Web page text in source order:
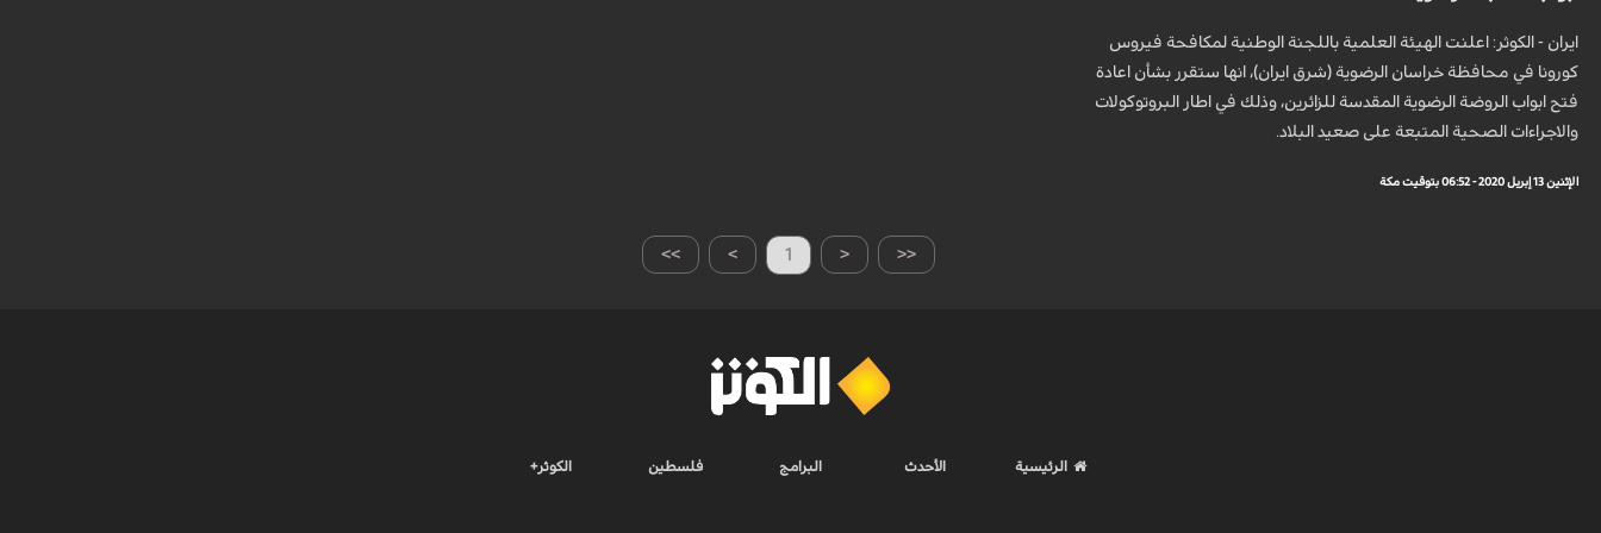
ايران - الكوثر: اعلنت الهيئة العلمية باللجنة الوطنية لمكافحة فيروس
كورونا في محافظة خراسان الرضوية (شرق ايران)، انها ستقرر بشأن اعادة
فتح ابواب الروضة الرضوية المقدسة للزائرين، وذلك في اطار البروتوكولات
والاجراءات الصحية المتبعة على صعيد البلاد.
الإثنين 13 إبريل 2020 - 06:52 بتوقيت مكة
>> > 1 < <<
الرئيسية الأحدث البرامج فلسطين الكوثر+